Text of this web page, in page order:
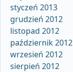
styczeń 2013
grudzień 2012
listopad 2012
październik 2012
wrzesień 2012
sierpień 2012